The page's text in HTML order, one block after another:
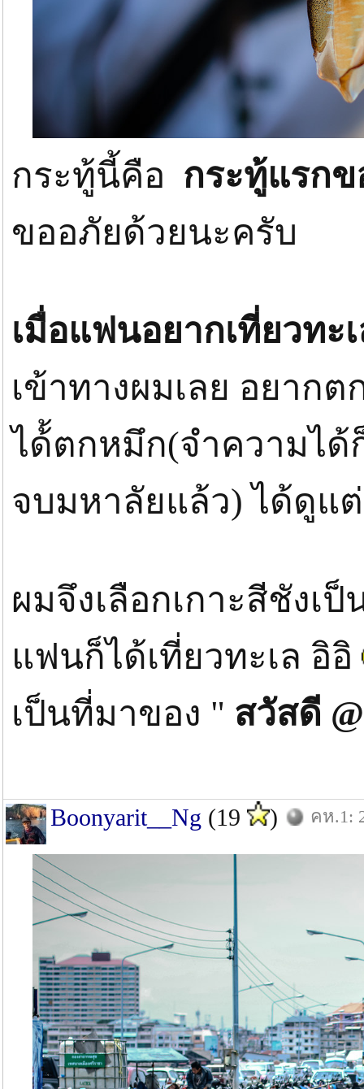
กระทู้นี้คือ กระทู้แรกข
ขออภัยด้วยนะครับ
เมื่อแฟนอยากเที่ยวทะ
เข้าทางผมเลย อยาก
ได้้ตกหมึก(จำความไ
จบมหาลัยแล้ว) ได้ดูแ
ผมจึงเลือกเกาะสีชังเ
แฟนก็ได้เที่ยวทะเล อิอิ
เป็นที่มาของ " สวัสดี
Boonyarit__Ng (19 ) คห.1: